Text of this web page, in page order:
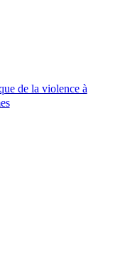
de la violence à